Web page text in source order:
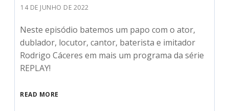
14 DE JUNHO DE 2022
Neste episódio batemos um papo com o ator,
dublador, locutor, cantor, baterista e imitador
Rodrigo Cáceres em mais um programa da série
REPLAY!
READ MORE